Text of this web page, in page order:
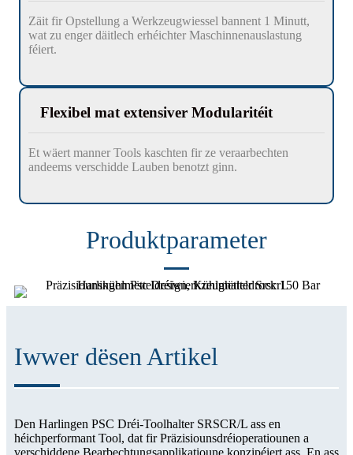
Zäit fir Opstellung a Werkzeugwiessel bannent 1 Minutt,
wat zu enger däitlech erhéichter Maschinnenauslastung
féiert.
Flexibel mat extensiver Modularitéit
Et wäert manner Tools kaschten fir ze veraarbechten
andeems verschidde Lauben benotzt ginn.
Produktparameter
Iwwer dësen Artikel
Den Harlingen PSC Dréi-Toolhalter SRSCR/L ass en
héichperformant Tool, dat fir Präzisiounsdréioperatiounen a